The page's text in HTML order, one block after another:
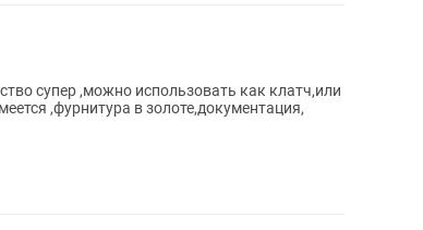
супер ,можно использовать как клатч,или
,фурнитура в золоте,документация,